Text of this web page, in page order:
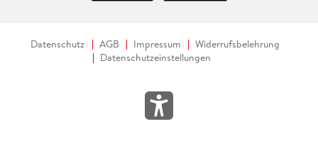
Datenschutz AGB Impressum
Widerrufsbelehrung
Datenschutzeinstellungen